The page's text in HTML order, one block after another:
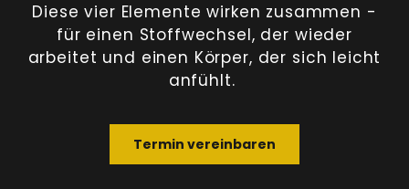
Diese vier Elemente wirken zusammen -
für einen Stoffwechsel, der wieder
arbeitet und einen Körper, der sich leicht
anfühlt.
Termin vereinbaren